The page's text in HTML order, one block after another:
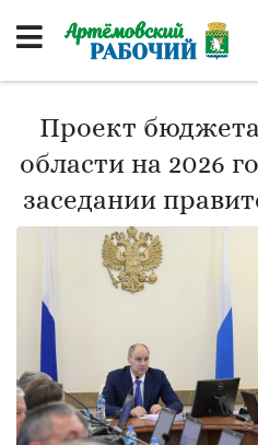
Проект
области на 2026
заседании